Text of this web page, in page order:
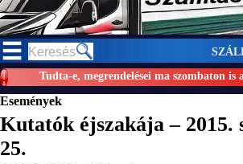
Tudta-e, megrendelései ma szombaton is
Események
Kutatók éjszakája – 2015.
25.